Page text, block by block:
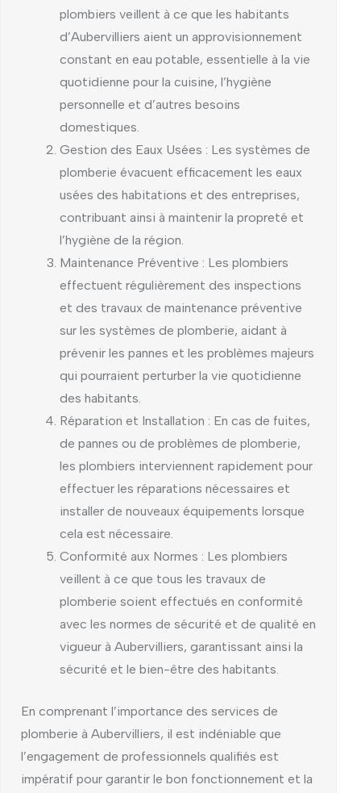
plombiers veillent à ce que les habitants
d’Aubervilliers aient un approvisionnement
constant en eau potable, essentielle à la vie
quotidienne pour la cuisine, l’hygiène
personnelle et d’autres besoins
domestiques.
Gestion des Eaux Usées : Les systèmes de
plomberie évacuent efficacement les eaux
usées des habitations et des entreprises,
contribuant ainsi à maintenir la propreté et
l’hygiène de la région.
Maintenance Préventive : Les plombiers
effectuent régulièrement des inspections
et des travaux de maintenance préventive
sur les systèmes de plomberie, aidant à
prévenir les pannes et les problèmes majeurs
qui pourraient perturber la vie quotidienne
des habitants.
Réparation et Installation : En cas de fuites,
de pannes ou de problèmes de plomberie,
les plombiers interviennent rapidement pour
effectuer les réparations nécessaires et
installer de nouveaux équipements lorsque
cela est nécessaire.
Conformité aux Normes : Les plombiers
veillent à ce que tous les travaux de
plomberie soient effectués en conformité
avec les normes de sécurité et de qualité en
vigueur à Aubervilliers, garantissant ainsi la
sécurité et le bien-être des habitants.
En comprenant l’importance des services de
plomberie à Aubervilliers, il est indéniable que
l’engagement de professionnels qualifiés est
impératif pour garantir le bon fonctionnement et la